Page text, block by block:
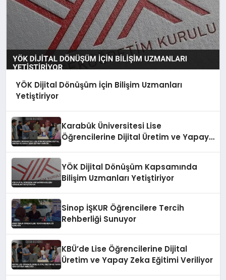
YÖK Dijital Dönüşüm İçin Bilişim Uzmanları
Yetiştiriyor
Karabük Üniversitesi Lise
Öğrencilerine Dijital Üretim ve Yapay
YÖK Dijital Dönüşüm Kapsamında
Bilişim Uzmanları Yetiştiriyor
Sinop İŞKUR Öğrencilere Tercih
Rehberliği Sunuyor
KBÜ’de Lise Öğrencilerine Dijital
Üretim ve Yapay Zeka Eğitimi Veriliyor